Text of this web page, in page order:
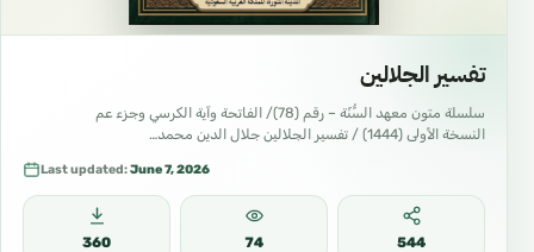
تفسير الجلالين
سلسلة متون معهد السُّنّة – رقم (78)/ الفاتحة وآية الكرسي وجزء عم
النسخة الأولى (1444) / تفسير الجلالين جلال الدين محمد…
Last updated:June 7, 2026
360 74 544